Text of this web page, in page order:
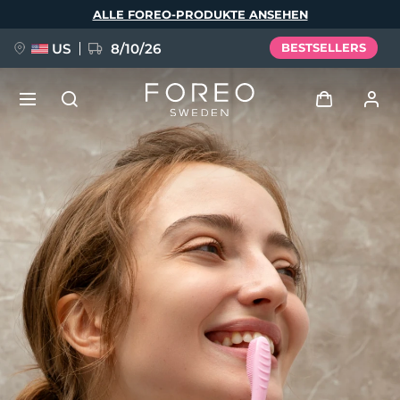
ALLE FOREO-PRODUKTE ANSEHEN
US 8/10/26 BESTSELLERS
Benutzerkonto
Meine Geräte
Meine Bestellungen
Meine Adressen
Meine Abonnements
FAQ™ Pure Beauty-Tech Elixir
BREAKING NEWS
issa™ Teeth Whitening Set
Sprache
English Deutsch
Español
Français
Italiano
Português
Polski
Svenska
Русский
Türkçe
简体中文 繁體中文